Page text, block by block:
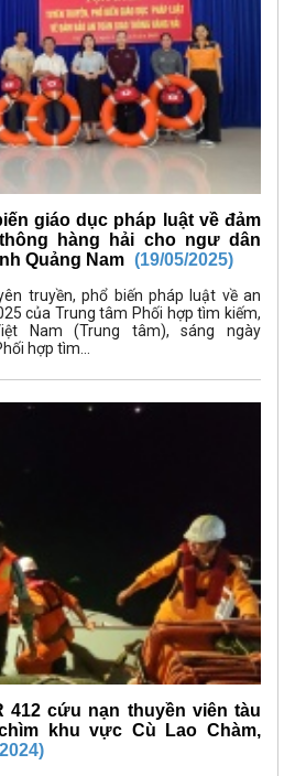
giáo dục pháp luật về đảm
hàng hải cho ngư dân
Quảng Nam (19/05/2025)
truyền, phổ biến pháp luật về an
của Trung tâm Phối hợp tìm kiếm,
Nam (Trung tâm), sáng ngày
hợp tìm...
412 cứu nạn thuyền viên tàu
khu vực Cù Lao Chàm,